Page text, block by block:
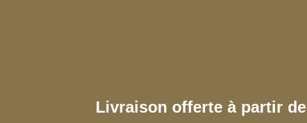
Livraison offerte à partir